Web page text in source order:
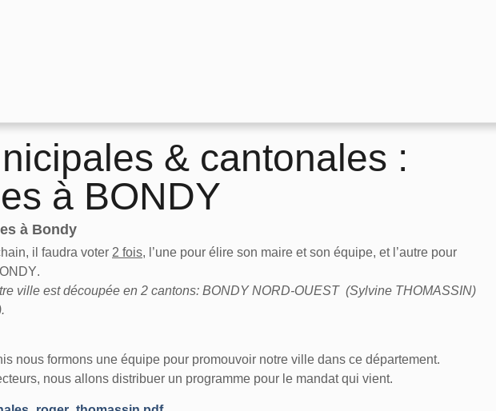
& cantonales :
à BONDY
à Bondy
, il faudra voter 2 fois, l’une pour élire son maire et son équipe, et l’autre pour
.
ville est découpée en 2 cantons: BONDY NORD-OUEST (Sylvine THOMASSIN)
nous formons une équipe pour promouvoir notre ville dans ce département.
nous allons distribuer un programme pour le mandat qui vient.